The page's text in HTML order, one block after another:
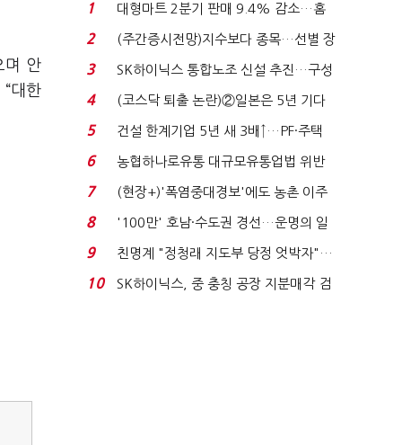
며 안
대한
1
대형마트 2분기 판매 9.4% 감소…홈
플러스 사태 여파...
2
(주간증시전망)지수보다 종목…선별 장
세 이어진다...
3
SK하이닉스 통합노조 신설 추진…구성
원 간 성과급 불...
4
(코스닥 퇴출 논란)②일본은 5년 기다
려주는데 우리는 ...
5
건설 한계기업 5년 새 3배↑…PF·주택
침체에 재무 ...
6
농협하나로유통 대규모유통업법 위반
적발…공정위, 과...
7
(현장+)'폭염중대경보'에도 농촌 이주
노동자는 강행군…'야...
8
'100만' 호남·수도권 경선…운명의 일
주일
9
친명계 "정청래 지도부 당정 엇박자"…
친청계 "신천지 오...
10
SK하이닉스, 중 충칭 공장 지분매각 검